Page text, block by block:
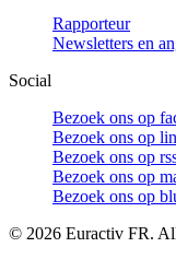
Rapporteur
Newsletters en
Social
Bezoek ons op
Bezoek ons op
Bezoek ons op
Bezoek ons op
Bezoek ons op
© 2026 Euractiv FR.